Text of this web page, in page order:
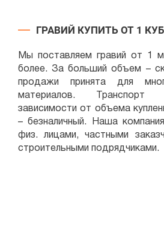
ГРАВИЙ КУПИТЬ ОТ 1
Мы поставляем гравий от 1
более. За больший объем –
продажи принята для
материалов. Транспорт
зависимости от объема
– безналичный. Наша
физ. лицами, частными
строительными подрядчиками.